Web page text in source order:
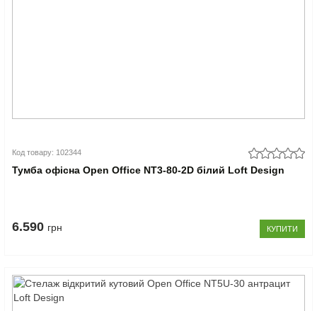
Код товару: 102344
Тумба офісна Open Office NT3-80-2D білий Loft Design
6.590 грн КУПИТИ